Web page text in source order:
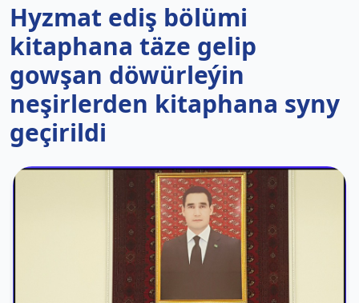
Hyzmat ediş bölümi
kitaphana täze gelip
gowşan döwürleýin
neşirlerden kitaphana syny
geçirildi